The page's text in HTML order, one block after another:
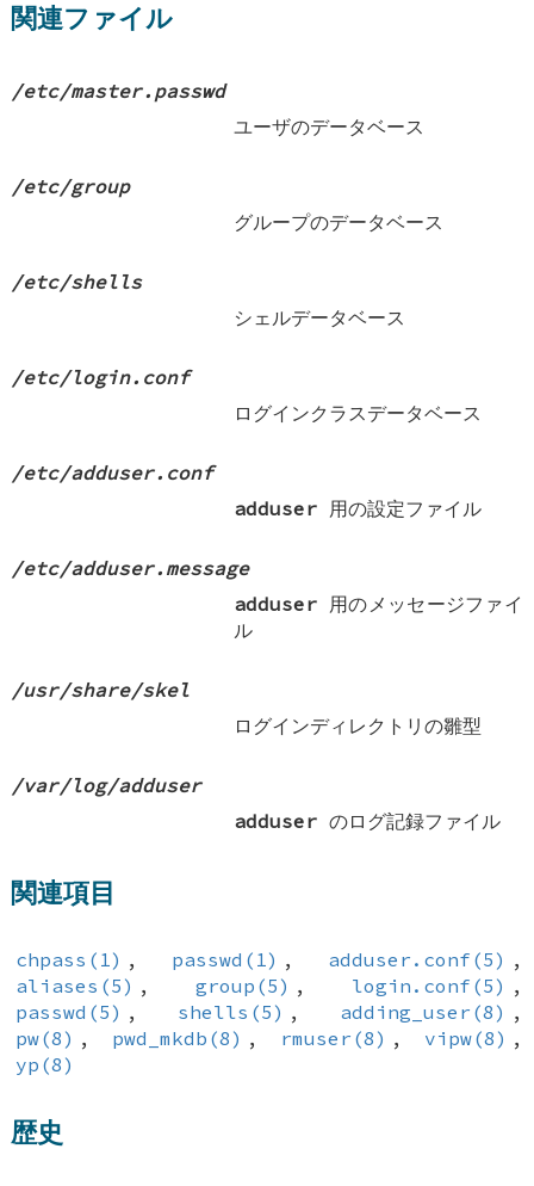
関連ファイル
/etc/master.passwd
ユーザのデータベース
/etc/group
グループのデータベース
/etc/shells
シェルデータベース
/etc/login.conf
ログインクラスデータベース
/etc/adduser.conf
adduser用の設定ファイル
/etc/adduser.message
adduser用のメッセージファイ
ル
/usr/share/skel
ログインディレクトリの雛型
/var/log/adduser
adduserのログ記録ファイル
関連項目
chpass(1) , passwd(1) , adduser.conf(5) ,
aliases(5) , group(5) , login.conf(5) ,
passwd(5) , shells(5) , adding_user(8) ,
pw(8) , pwd_mkdb(8) , rmuser(8) , vipw(8) ,
yp(8)
歴史